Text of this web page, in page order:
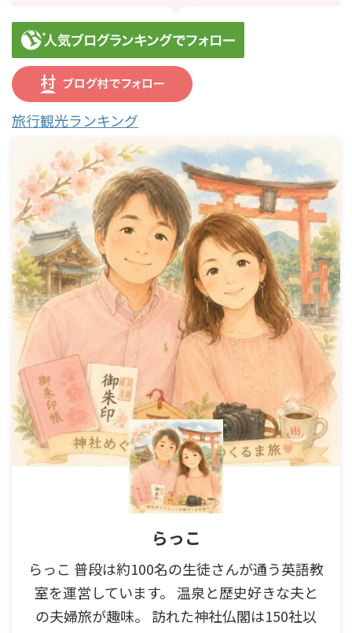
旅行観光ランキング
らっこ
らっこ 普段は約100名の生徒さんが通う英語教
室を運営しています。 温泉と歴史好きな夫と
の夫婦旅が趣味。 訪れた神社仏閣は150社以